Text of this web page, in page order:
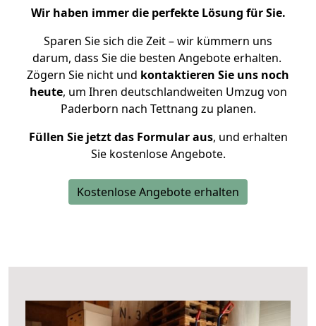
Wir haben immer die perfekte Lösung für Sie.
Sparen Sie sich die Zeit – wir kümmern uns
darum, dass Sie die besten Angebote erhalten.
Zögern Sie nicht und kontaktieren Sie uns noch
heute, um Ihren deutschlandweiten Umzug von
Paderborn nach Tettnang zu planen.
Füllen Sie jetzt das Formular aus, und erhalten
Sie kostenlose Angebote.
Kostenlose Angebote erhalten